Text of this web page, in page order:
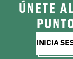
ÚNETE
INICIA